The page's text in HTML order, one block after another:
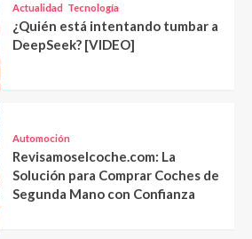
Actualidad Tecnología
¿Quién está intentando tumbar a
DeepSeek? [VIDEO]
Automoción
Revisamoselcoche.com: La
Solución para Comprar Coches de
Segunda Mano con Confianza